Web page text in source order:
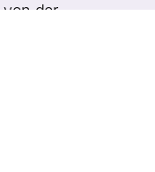
von der